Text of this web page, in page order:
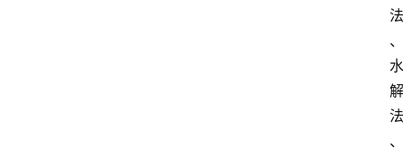
法
、
水
解
法
、